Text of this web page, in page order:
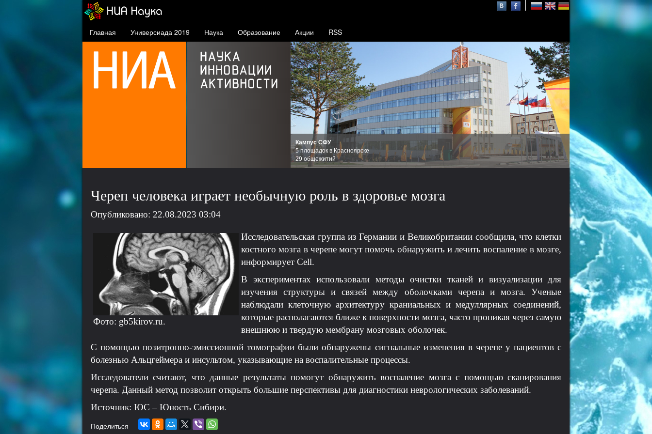
Главная Универсиада 2019 Наука Образование Акции RSS
Кампус СФУ
5 площадок в Красноярске
29 общежитий
Осаму Шимомура
нобелевский лауреат,
почётный профессор СФУ
Череп человека играет необычную роль в здоровье мозга
Опубликовано: 22.08.2023 03:04
Фото: gb5kirov.ru.
Исследовательская группа из Германии и Великобритании сообщила, что клетки
костного мозга в черепе могут помочь обнаружить и лечить воспаление в мозге,
информирует Cell.
В экспериментах использовали методы очистки тканей и визуализации для
изучения структуры и связей между оболочками черепа и мозга. Ученые
наблюдали клеточную архитектуру краниальных и медуллярных соединений,
которые располагаются ближе к поверхности мозга, часто проникая через самую
внешнюю и твердую мембрану мозговых оболочек.
С помощью позитронно-эмиссионной томографии были обнаружены сигнальные изменения в черепе у пациентов с
болезнью Альцгеймера и инсультом, указывающие на воспалительные процессы.
Исследователи считают, что данные результаты помогут обнаружить воспаление мозга с помощью сканирования
черепа. Данный метод позволит открыть большие перспективы для диагностики неврологических заболеваний.
Источник: ЮС – Юность Сибири.
Поделиться